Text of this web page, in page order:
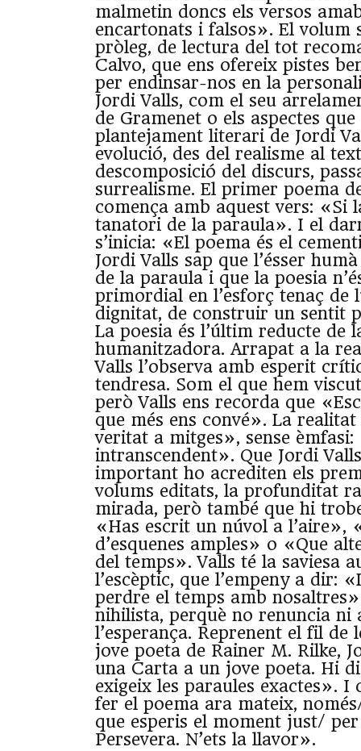
malmetin doncs els versos
encartonats i falsos». El volum
pròleg, de lectura del tot
Calvo, que ens ofereix pistes
per endinsar-nos en la
Jordi Valls, com el seu
de Gramenet o els aspectes
plantejament literari de Jordi
evolució, des del realisme al
descomposició del discurs,
surrealisme. El primer poema
comença amb aquest vers: «Si
tanatori de la paraula». I el
s’inicia: «El poema és el
Jordi Valls sap que l’ésser
de la paraula i que la poesia
primordial en l’esforç tenaç de
dignitat, de construir un sentit
La poesia és l’últim reducte de
humanitzadora. Arrapat a la
Valls l’observa amb esperit
tendresa. Som el que hem
però Valls ens recorda que
que més ens convé». La
veritat a mitges», sense
intranscendent». Que Jordi
important ho acrediten els
volums editats, la profunditat
mirada, però també que hi
«Has escrit un núvol a l’aire»,
d’esquenes amples» o «Que
del temps». Valls té la saviesa
l’escèptic, que l’empeny a dir:
perdre el temps amb
nihilista, perquè no renuncia ni
l’esperança. Reprenent el fil de
jove poeta de Rainer M. Rilke,
una Carta a un jove poeta. Hi
exigeix les paraules exactes». I
fer el poema ara mateix,
que esperis el moment just/
Persevera. N’ets la llavor».